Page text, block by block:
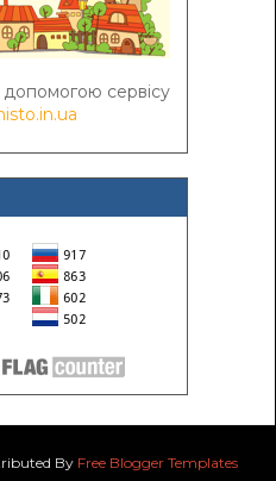
сервісу
By Free Blogger Templates